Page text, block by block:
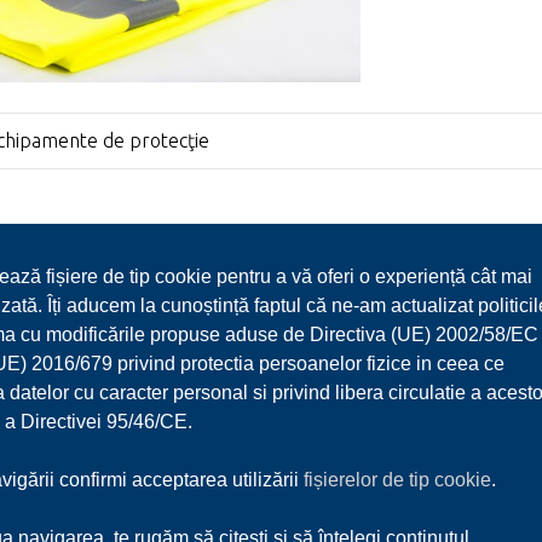
fișiere de tip cookie pentru a vă oferi o experiență cât mai
Îți aducem la cunoștință faptul că ne-am actualizat
cu modificările propuse aduse de Directiva (UE) 2002/58/EC
2016/679 privind protectia persoanelor fizice in ceea ce
datelor cu caracter personal si privind libera circulatie a
Directivei 95/46/CE.
confirmi acceptarea utilizării fișierelor de tip cookie.
de protecţie
Despre noi Servicii Produse Parteneri Download Contact